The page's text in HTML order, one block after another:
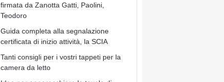
firmata da Zanotta Gatti, Paolini,
Teodoro
Guida completa alla segnalazione
certificata di inizio attività, la SCIA
Tanti consigli per i vostri tappeti per la
camera da letto